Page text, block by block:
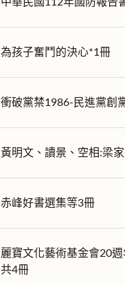
中華民國112年國防報告
為孩子奮鬥的決心*1冊
衝破黨禁1986-民進黨創
黃明文、讀景、空相:梁
赤峰好書選集等3冊
麗寶文化藝術基金會20
共4冊